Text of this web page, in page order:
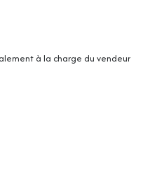
à la charge du vendeur